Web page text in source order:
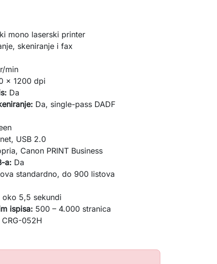
mono laserski printer
skeniranje i fax
min
x 1200 dpi
Da
Da, single-pass DADF
USB 2.0
Canon PRINT Business
a: Da
standardno, do 900 listova
oko 5,5 sekundi
ispisa: 500 – 4.000 stranica
052H